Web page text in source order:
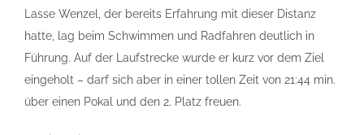
Lasse Wenzel, der bereits Erfahrung mit dieser Distanz
hatte, lag beim Schwimmen und Radfahren deutlich in
Führung. Auf der Laufstrecke wurde er kurz vor dem Ziel
eingeholt – darf sich aber in einer tollen Zeit von 21:44 min.
über einen Pokal und den 2. Platz freuen.